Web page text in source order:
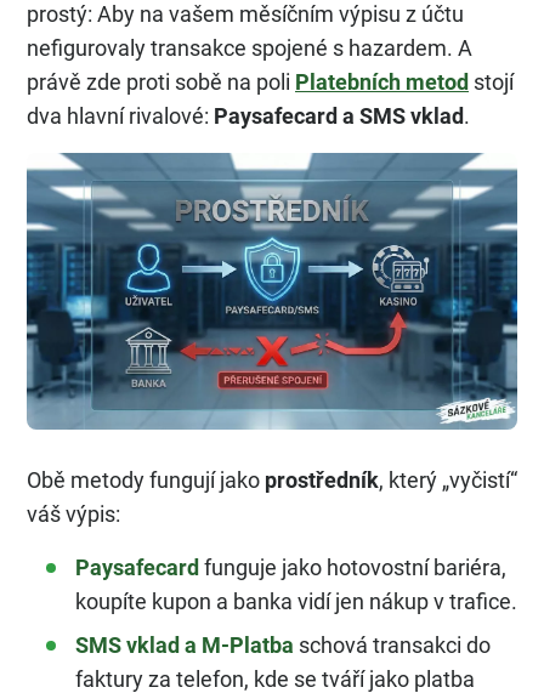
prostý: Aby na vašem měsíčním výpisu z účtu
nefigurovaly transakce spojené s hazardem. A
právě zde proti sobě na poli Platebních metod stojí
dva hlavní rivalové: Paysafecard a SMS vklad.
Obě metody fungují jako prostředník, který „vyčistí“
váš výpis:
Paysafecardfunguje jako hotovostní bariéra,
koupíte kupon a banka vidí jen nákup v trafice.
SMS vklad a M-Platba schová transakci do
faktury za telefon, kde se tváří jako platba